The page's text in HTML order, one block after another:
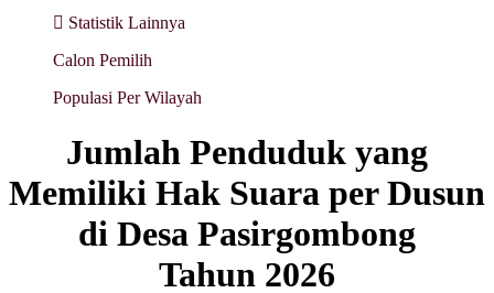
Statistik Lainnya
Calon Pemilih
Populasi Per Wilayah
Jumlah Penduduk yang
Memiliki Hak Suara per Dusun
di Desa Pasirgombong
Tahun 2026